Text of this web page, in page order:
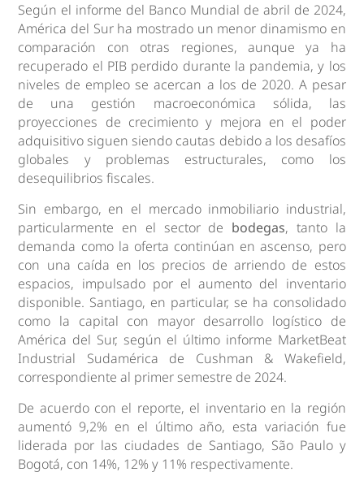
Según el informe del Banco Mundial de abril de 2024,
América del Sur ha mostrado un menor dinamismo en
comparación con otras regiones, aunque ya ha
recuperado el PIB perdido durante la pandemia, y los
niveles de empleo se acercan a los de 2020. A pesar
de una gestión macroeconómica sólida, las
proyecciones de crecimiento y mejora en el poder
adquisitivo siguen siendo cautas debido a los desafíos
globales y problemas estructurales, como los
desequilibrios fiscales.
Sin embargo, en el mercado inmobiliario industrial,
particularmente en el sector de bodegas, tanto la
demanda como la oferta continúan en ascenso, pero
con una caída en los precios de arriendo de estos
espacios, impulsado por el aumento del inventario
disponible. Santiago, en particular, se ha consolidado
como la capital con mayor desarrollo logístico de
América del Sur, según el último informe MarketBeat
Industrial Sudamérica de Cushman & Wakefield,
correspondiente al primer semestre de 2024.
De acuerdo con el reporte, el inventario en la región
aumentó 9,2% en el último año, esta variación fue
liderada por las ciudades de Santiago, São Paulo y
Bogotá, con 14%, 12% y 11% respectivamente.